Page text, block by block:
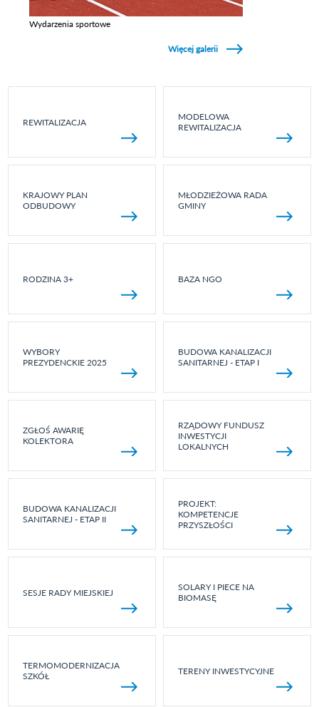
Wydarzenia sportowe
Więcej galerii
REWITALIZACJA
MODELOWA
REWITALIZACJA
KRAJOWY PLAN
ODBUDOWY
MŁODZIEŻOWA RADA
GMINY
RODZINA 3+ BAZA NGO
WYBORY
PREZYDENCKIE 2025
BUDOWA KANALIZACJI
SANITARNEJ - ETAP I
ZGŁOŚ AWARIĘ
KOLEKTORA
RZĄDOWY FUNDUSZ
INWESTYCJI
LOKALNYCH
BUDOWA KANALIZACJI
SANITARNEJ - ETAP II
PROJEKT:
KOMPETENCJE
PRZYSZŁOŚCI
SESJE RADY MIEJSKIEJ
SOLARY I PIECE NA
BIOMASĘ
TERMOMODERNIZACJA
SZKÓŁ
TERENY INWESTYCYJNE